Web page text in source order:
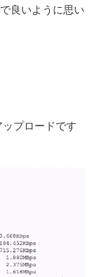
良いように思い
プロードです